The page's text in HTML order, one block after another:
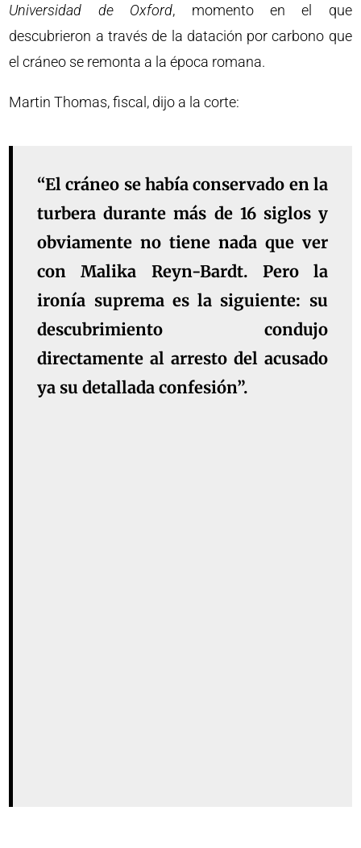
Universidad de Oxford, momento en el que
descubrieron a través de la datación por carbono que
el cráneo se remonta a la época romana.
Martin Thomas, fiscal, dijo a la corte:
“El cráneo se había conservado en la
turbera durante más de 16 siglos y
obviamente no tiene nada que ver
con Malika Reyn-Bardt. Pero la
ironía suprema es la siguiente: su
descubrimiento condujo
directamente al arresto del acusado
ya su detallada confesión”.